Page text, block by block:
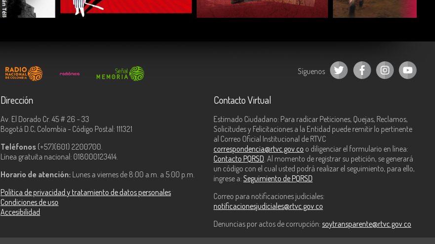
COMPARTIR COMPARTIR COMPARTIR
Síguenos
Dirección
Av. El Dorado Cr. 45 # 26 - 33
Bogotá D.C, Colombia - Código Postal: 111321
Teléfonos (+57)(601) 2200700.
Línea gratuita nacional: 018000123414.
Horario de atención: Lunes a viernes de 8:00 a.m. a 5:00 p.m.
Política de privacidad y tratamiento de datos personales
Condiciones de uso
Accesibilidad
Contacto Virtual
Estimado Ciudadano: Para radicar Peticiones, Quejas, Reclamos,
Solicitudes y Felicitaciones a la Entidad puede remitir lo pertinente
al Correo Oficial Institucional de RTVC
correspondencia@rtvc.gov.co o diligenciar el formulario en línea:
Contacto PQRSD . Al momento de registrar su petición, se generará
un código con el cual usted podrá realizar el seguimiento, para ello,
ingrese a: Seguimiento de PQRSD
Correo para notificaciones judiciales:
notificacionesjudiciales@rtvc.gov.co
Denuncias por actos de corrupción: soytransparente@rtvc.gov.co